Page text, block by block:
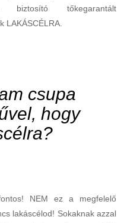
biztosító tőkegarantált
LAKÁSCÉLRA.
csupa
hogy
NEM ez a megfelelő
lakáscélod! Sokaknak azzal